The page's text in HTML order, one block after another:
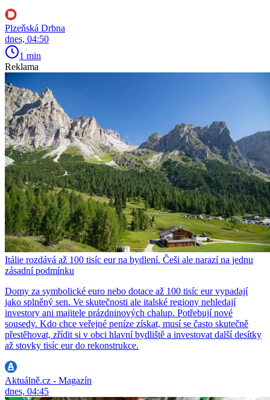
Plzeňská Drbna
dnes, 04:50
1 min
Reklama
Itálie rozdává až 100 tisíc eur na bydlení. Češi ale narazí na jednu
zásadní podmínku
Domy za symbolické euro nebo dotace až 100 tisíc eur vypadají
jako splněný sen. Ve skutečnosti ale italské regiony nehledají
investory ani majitele prázdninových chalup. Potřebují nové
sousedy. Kdo chce veřejné peníze získat, musí se často skutečně
přestěhovat, zřídit si v obci hlavní bydliště a investovat další desítky
až stovky tisíc eur do rekonstrukce.
Aktuálně.cz - Magazín
dnes, 04:45